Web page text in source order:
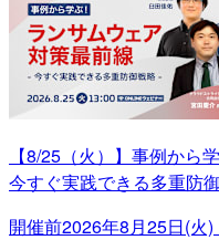
【8/25（火）】事例から
今すぐ実践できる多重防
開催前2026年8月25日(火)